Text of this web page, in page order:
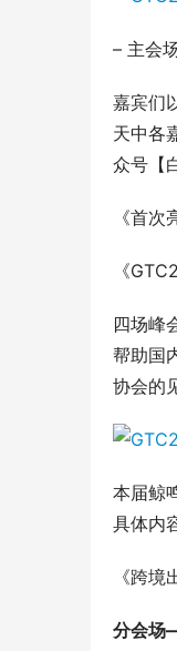
– 主会
嘉宾们
天中各
众号【
《首次
《
四场峰
帮助国
协会的
本届鲸
具体内
《跨
分会场